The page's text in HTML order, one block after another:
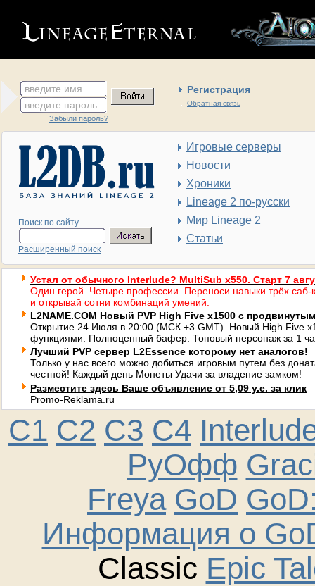
введите имя Регистрация
Обратная связь
введите пароль
Забыли пароль?
Поиск по сайту
Расширенный поиск
Игровые серверы
Новости
Хроники
Lineage 2 по-русски
Мир Lineage 2
Статьи
Устал от обычного Interlude? MultiSub x550. Старт 7
Один герой. Четыре профессии. Переноси навыки трёх саб-
и открывай сотни комбинаций умений.
L2NAME.COM Новый PVP High Five x1500 с
Открытие 24 Июля в 20:00 (МСК +3 GMT). Новый High Five
функциями. Полноценный бафер. Топовый персонаж за 1
Лучший PVP сервер L2Essence которому нет аналогов!
Только у нас всего можно добиться игровым путем без
честной! Каждый день Монеты Удачи за владение замком!
Разместите здесь Ваше объявление от 5,09 у.е. за клик
Promo-Reklama.ru
C1 C2 C3 C4
РуОфф
Freya GoD
Информация о
Classic Epic